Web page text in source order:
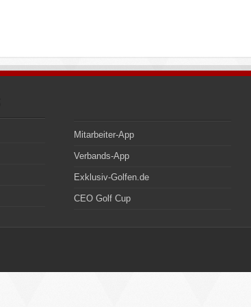
Mitarbeiter-App
Verbands-App
Exklusiv-Golfen.de
CEO Golf Cup